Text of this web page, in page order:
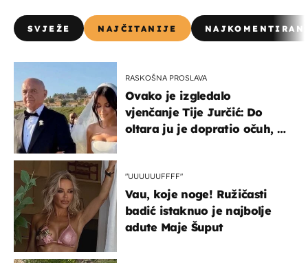
SVJEŽE NAJČITANIJE
RASKOŠNA PROSLAVA
Ovako je izgledalo
vjenčanje Tije Jurčić: Do
oltara ju je dopratio očuh, a
"UUUUUUFFFF"
Vau, koje noge! Ružičasti
badić istaknuo je najbolje
adute Maje Šuput